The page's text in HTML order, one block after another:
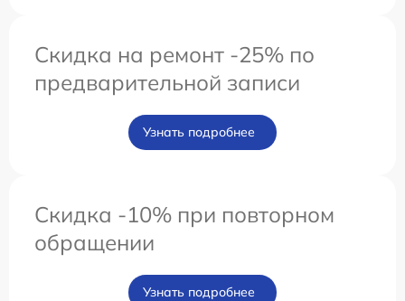
Скидка на ремонт -25% по
предварительной записи
Узнать подробнее
Скидка -10% при повторном
обращении
Узнать подробнее